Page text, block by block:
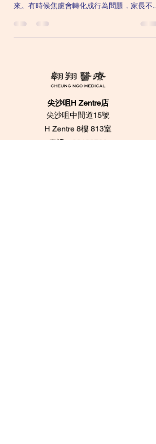
來。有時候焦慮會轉化成行為問題，家長不知
一！ 根據研究，每100個小孩子當中，大概有
5%曾經出現焦慮症狀。衹是因為文化差異，
尖沙咀H Zentre店
尖沙咀中間道15號
​H Zentre 8樓 813室
電話：28133700